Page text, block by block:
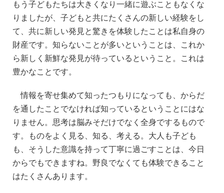
もう子どもたちは大きくなり一緒に遊ぶこともなくな
りましたが、子どもと共にたくさんの新しい経験をし
て、共に新しい発見と驚きを体験したことは私自身の
財産です。知らないことが多いということは、これか
ら新しく新鮮な発見が待っているということ。これは
豊かなことです。
情報を寄せ集めて知ったつもりになっても、からだ
を通したことでなければ知っているということにはな
りません。思考は脳みそだけでなく全身でするもので
す。ものをよく見る、知る、考える。大人も子ども
も、そうした意識を持って丁寧に過ごすことは、今日
からでもできますね。野良でなくても体験できること
はたくさんあります。